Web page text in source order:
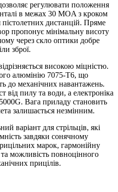
регулювати положення
в межах 30 MOA з кроком
дистанцій. Пряме
пропонує мінімальну висоту
через скло оптики добре
зброї.
високою міцністю.
алюмінію 7075-T6, що
до механічних навантажень.
від пилу та води, а електроніка
Вага приладу становить
залишається незмінним.
варіант для стрільців, які
завдяки сонячному
марок, гармонійну
можливість повноцінного
прицілів.